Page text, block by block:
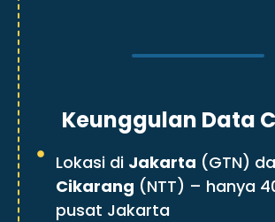
Keunggulan Data
Lokasi di Jakarta (GTN)
Cikarang (NTT) – hanya
pusat Jakarta